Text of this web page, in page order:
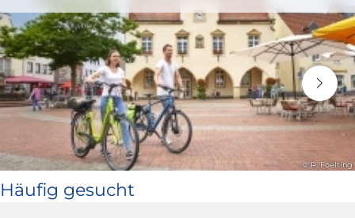
in
neuem
Fenster)
© P. Foelting
Häufig gesucht